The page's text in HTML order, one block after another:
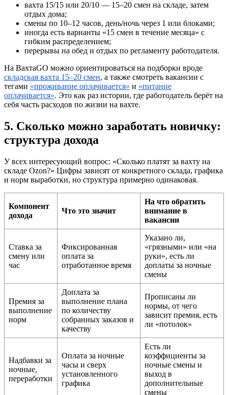
вахта 15/15 или 20/10 — 15–20 смен на складе, затем
отдых дома;
смены по 10–12 часов, день/ночь через 1 или блоками;
иногда есть варианты «15 смен в течение месяца» с
гибким распределением;
перерывы на обед и отдых по регламенту работодателя.
На ВахтаGO можно ориентироваться на подборки вроде
складская вахта 15–20 смен, а также смотреть вакансии с
тегами «проживание оплачивается» и «питание
оплачивается». Это как раз истории, где работодатель берёт на
себя часть расходов по жизни на вахте.
5. Сколько можно заработать новичку:
структура дохода
У всех интересующий вопрос: «Сколько платят за вахту на
складе Ozon?» Цифры зависят от конкретного склада, графика
и норм выработки, но структура примерно одинаковая.
Компонент
дохода
Что это значит
На что обратить
внимание в
вакансии
Ставка за
смену или
час
Фиксированная
оплата за
отработанное время
Указано ли,
«грязными» или «на
руки», есть ли
доплаты за ночные
смены
Премия за
выполнение
норм
Доплата за
выполнение плана
по количеству
собранных заказов и
качеству
Прописаны ли
нормы, от чего
зависит премия, есть
ли «потолок»
Надбавки за
ночные,
переработки
Оплата за ночные
часы и сверх
установленного
графика
Есть ли
коэффициенты за
ночные смены и
выход в
дополнительные
смены